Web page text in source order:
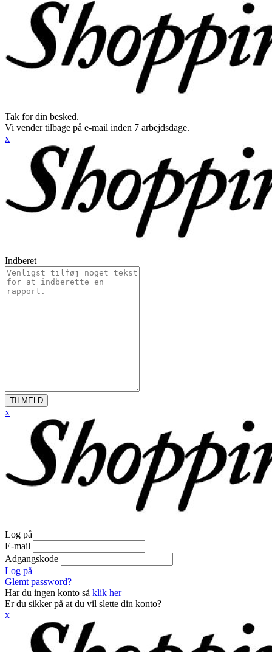
Tak for din besked.
Vi vender tilbage på e-mail inden 7 arbejdsdage.
x
Indberet
TILMELD
x
Log på
E-mail
Adgangskode
Log på
Glemt password?
Har du ingen konto så klik her
Er du sikker på at du vil slette din konto?
x